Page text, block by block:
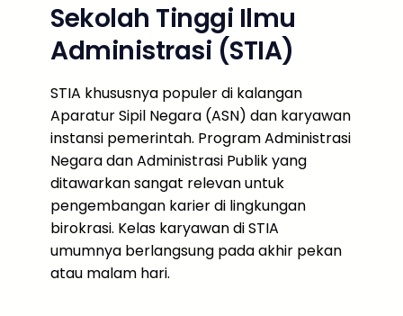
Sekolah Tinggi Ilmu
Administrasi (STIA)
STIA khususnya populer di kalangan
Aparatur Sipil Negara (ASN) dan karyawan
instansi pemerintah. Program Administrasi
Negara dan Administrasi Publik yang
ditawarkan sangat relevan untuk
pengembangan karier di lingkungan
birokrasi. Kelas karyawan di STIA
umumnya berlangsung pada akhir pekan
atau malam hari.